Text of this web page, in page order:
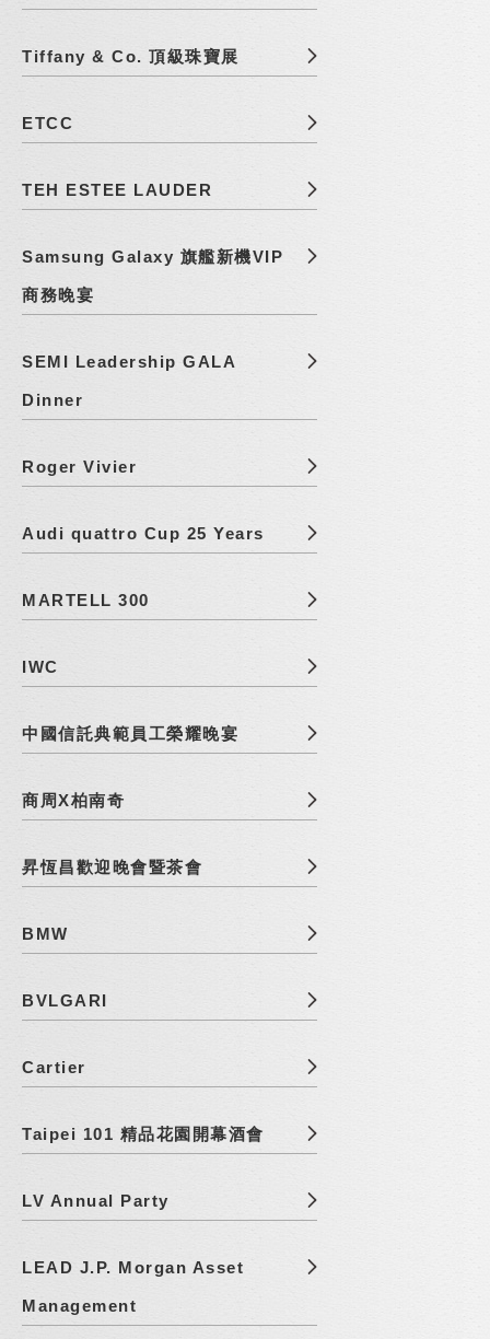
Tiffany & Co. 頂級珠寶展
ETCC
TEH ESTEE LAUDER
Samsung Galaxy 旗艦新機VIP
商務晚宴
SEMI Leadership GALA
Dinner
Roger Vivier
Audi quattro Cup 25 Years
MARTELL 300
IWC
中國信託典範員工榮耀晚宴
商周X柏南奇
昇恆昌歡迎晚會暨茶會
BMW
BVLGARI
Cartier
Taipei 101 精品花園開幕酒會
LV Annual Party
LEAD J.P. Morgan Asset
Management